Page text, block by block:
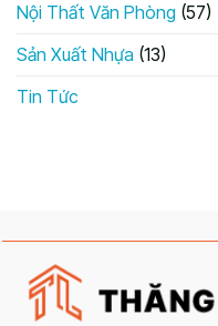
Nội Thất Văn Phòng (57)
Sản Xuất Nhựa (13)
Tin Tức